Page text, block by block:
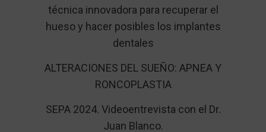
técnica innovadora para recuperar el
hueso y hacer posibles los implantes
dentales
ALTERACIONES DEL SUEÑO: APNEA Y
RONCOPLASTIA
SEPA 2024. Videoentrevista con el Dr.
Juan Blanco.